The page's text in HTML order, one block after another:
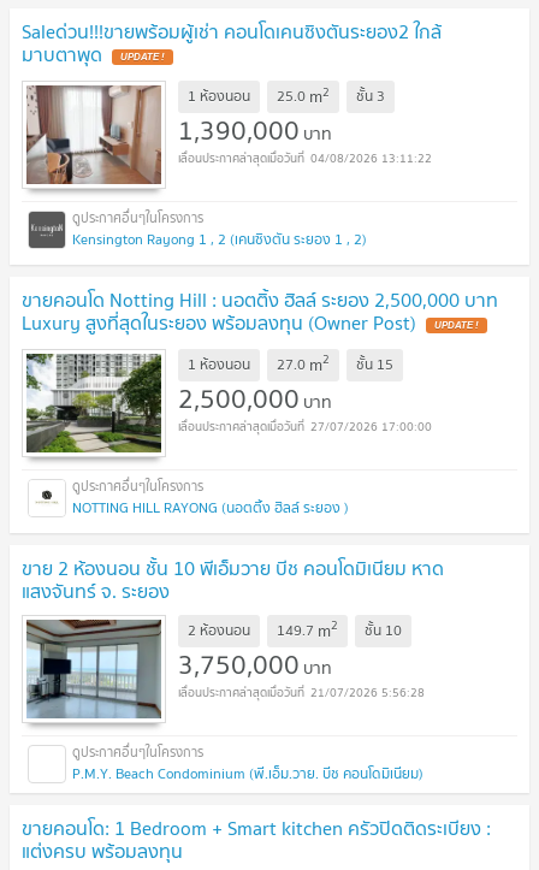
Saleด่วน!!!ขายพร้อมผู้เช่า คอนโดเคนซิงตันระยอง2 ใกล้
มาบตาพุด UPDATE !
1 ห้องนอน 25.0 m2 ชั้น 3
1,390,000 บาท
04/08/2026 13:11:22
Kensington Rayong 1 , 2 (เคนซิงตัน ระยอง 1 , 2)
ขายคอนโด Notting Hill : นอตติ้ง ฮิลล์ ระยอง 2,500,000 บาท
Luxury สูงที่สุดในระยอง พร้อมลงทุน (Owner Post) UPDATE !
1 ห้องนอน 27.0 m2 ชั้น 15
2,500,000 บาท
27/07/2026 17:00:00
NOTTING HILL RAYONG (นอตติ้ง ฮิลล์ ระยอง )
ขาย 2 ห้องนอน ชั้น 10 พีเอ็มวาย บีช คอนโดมิเนียม หาด
แสงจันทร์ จ. ระยอง
2 ห้องนอน 149.7 m2 ชั้น 10
3,750,000 บาท
21/07/2026 5:56:28
P.M.Y. Beach Condominium (พี.เอ็ม.วาย. บีช คอนโดมิเนียม)
ขายคอนโด: 1 Bedroom + Smart kitchen ครัวปิดติดระเบียง :
แต่งครบ พร้อมลงทุน